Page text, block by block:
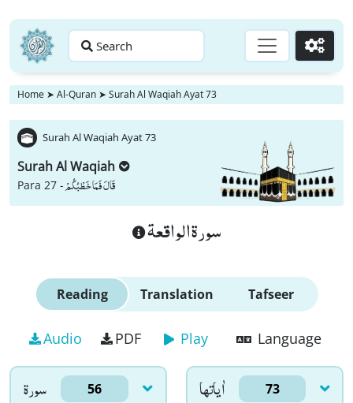
Search Go
Home ➤ Al-Quran ➤ Surah Al Waqiah Ayat 73
Surah Al Waqiah Ayat 73
Surah Al Waqiah
Para 27 -قَالَ فَمَا خَطْبُكُمْ
سورة الواقعة
Reading Translation Tafseer
Audio PDF Play Language
سورۃ 56 اٰياتها 73